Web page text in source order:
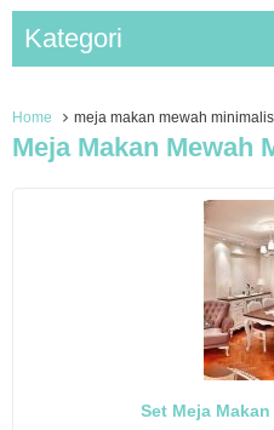
Kategori
Home meja makan mewah minimalis
Meja Makan Mewah
Set Meja